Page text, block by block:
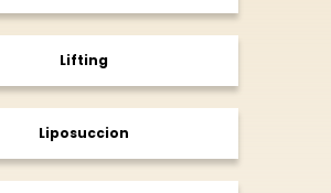
Lifting
Liposuccion